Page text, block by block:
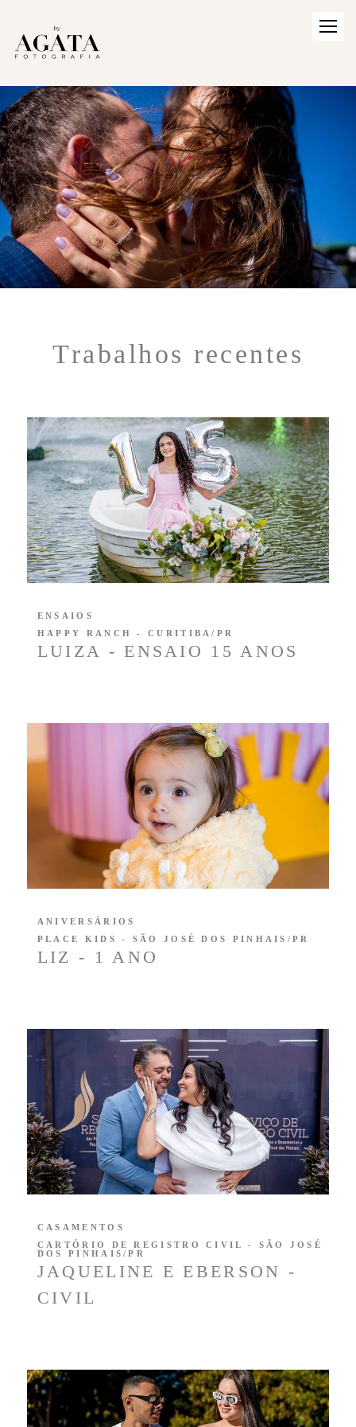
Trabalhos recentes
LUIZA - ENSAIO 15 ANOS
ENSAIOS
HAPPY RANCH - CURITIBA/PR
LIZ - 1 ANO
ANIVERSÁRIOS
PLACE KIDS - SÃO JOSÉ DOS PINHAIS/PR
JAQUELINE E EBERSON -
CIVIL
CASAMENTOS
CARTÓRIO DE REGISTRO CIVIL - SÃO JOSÉ
DOS PINHAIS/PR